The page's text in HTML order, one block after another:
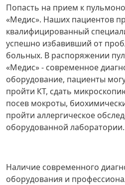
Попасть на прием к
«Медис». Наших пациентов
квалифицированный
успешно избавивший от
больных. В распоряжении
«Медис» - современное
оборудование, пациенты
пройти КТ, сдать
посев мокроты,
пройти аллергическое
оборудованной лаборатории.
Наличие современного
оборудования и